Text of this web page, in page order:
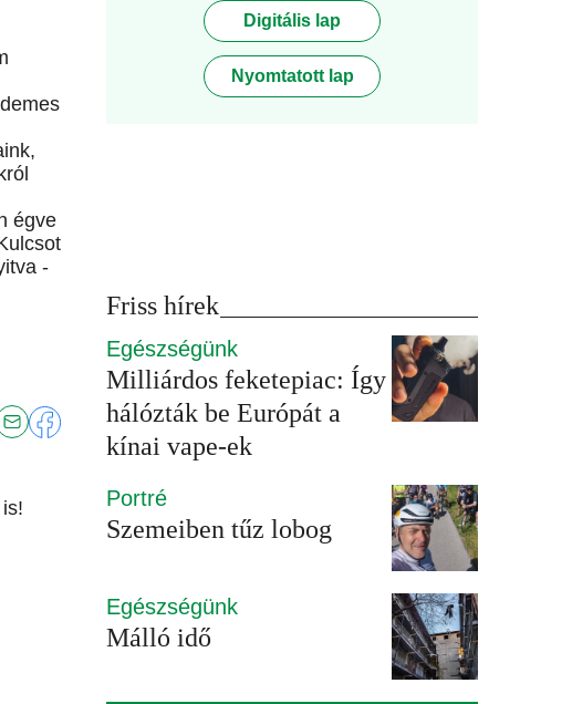
égve
-
Digitális lap
Nyomtatott lap
Friss hírek
Egészségünk
Milliárdos feketepiac: Így
hálózták be Európát a
kínai vape-ek
Portré
Szemeiben tűz lobog
Egészségünk
Málló idő